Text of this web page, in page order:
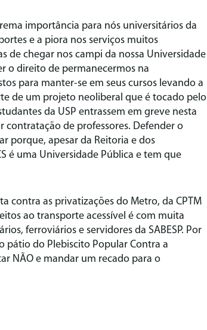
importância para nós universitários da
e a piora nos serviços muitos
de chegar nos campi da nossa Universidade
o direito de permanecermos na
para manter-se em seus cursos levando a
de um projeto neoliberal que é tocado pelo
da USP entrassem em greve nesta
de professores. Defender o
porque, apesar da Reitoria e dos
é uma Universidade Pública e tem que
contra as privatizações do Metro, da CPTM
ao transporte acessível é com muita
ferroviários e servidores da SABESP. Por
pátio do Plebiscito Popular Contra a
NÃO e mandar um recado para o